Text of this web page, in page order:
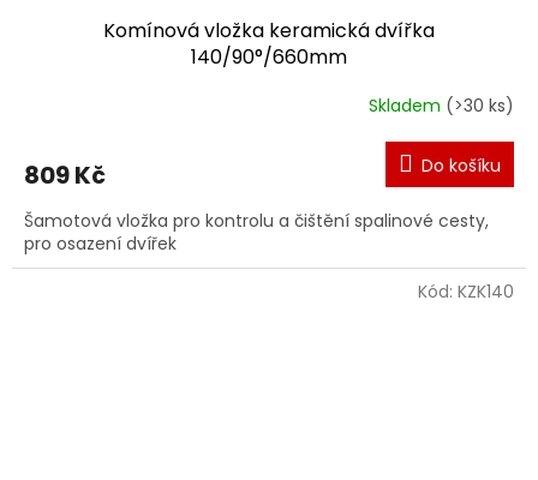
Komínová vložka keramická dvířka
140/90°/660mm
Skladem (>30 ks)
809 Kč Do košíku
Šamotová vložka pro kontrolu a čištění spalinové cesty,
pro osazení dvířek
Kód: KZK140